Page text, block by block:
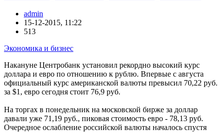
admin
15-12-2015, 11:22
513
Экономика и бизнес
Накануне Центробанк установил рекордно высокий курс
доллара и евро по отношению к рублю. Впервые с августа
официальный курс американской валюты превысил 70,22 руб.
за $1, евро сегодня стоит 76,9 руб.
На торгах в понедельник на московской бирже за доллар
давали уже 71,19 руб., пиковая стоимость евро - 78,13 руб.
Очередное ослабление российской валюты началось спустя